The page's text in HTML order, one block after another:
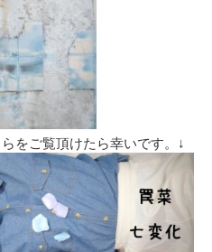
をご覧頂けたら幸いです。↓